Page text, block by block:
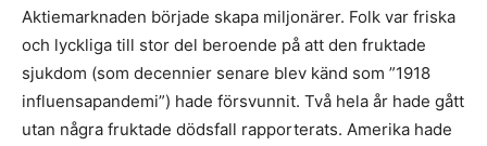
Aktiemarknaden började skapa miljonärer. Folk var friska
och lyckliga till stor del beroende på att den fruktade
sjukdom (som decennier senare blev känd som ”1918
influensapandemi”) hade försvunnit. Två hela år hade gått
utan några fruktade dödsfall rapporterats. Amerika hade